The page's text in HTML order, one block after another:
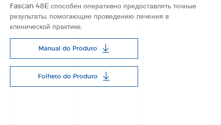
Fascan 48E способен оперативно предоставлять точные
результаты, помогающие проведению лечения в
клинической практике.
Manual do Produto
Folheto do Produto